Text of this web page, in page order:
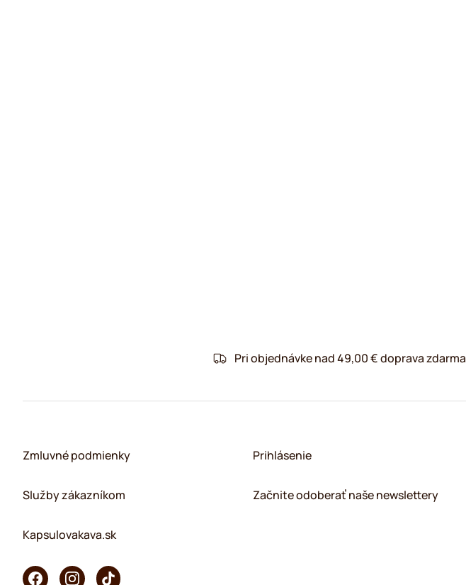
Pri objednávke nad 49,00 € doprava zdarma
Zmluvné podmienky
Služby zákazníkom
Kapsulovakava.sk
Prihlásenie
Začnite odoberať naše newslettery